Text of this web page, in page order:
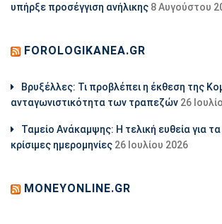
υπήρξε προσέγγιση ανήλικης 8 Αυγούστου
FOROLOGIKANEA.GR
Βρυξέλλες: Τι προβλέπει η έκθεση της
ανταγωνιστικότητα των τραπεζών 26
Ταμείο Ανάκαμψης: Η τελική ευθεία για
κρίσιμες ημερομηνίες 26 Ιουλίου 2026
MONEYONLINE.GR